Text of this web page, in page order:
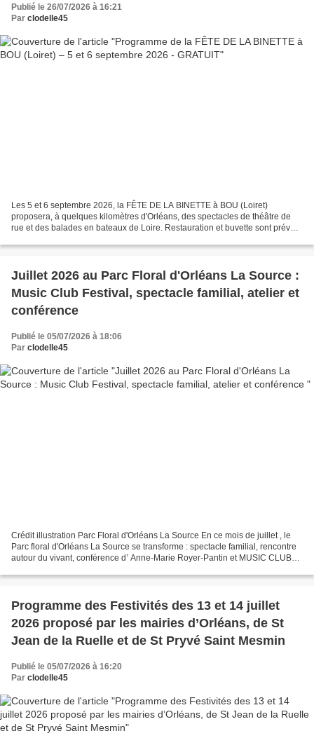
Publié le 26/07/2026 à 16:21
Par clodelle45
Les 5 et 6 septembre 2026, la FÊTE DE LA BINETTE à BOU (Loiret)
proposera, à quelques kilomètres d'Orléans, des spectacles de théâtre de
rue et des balades en bateaux de Loire. Restauration et buvette sont prévus
Juillet 2026 au Parc Floral d'Orléans La Source :
Music Club Festival, spectacle familial, atelier et
conférence
Publié le 05/07/2026 à 18:06
Par clodelle45
Crédit illustration Parc Floral d'Orléans La Source En ce mois de juillet , le
Parc floral d'Orléans La Source se transforme : spectacle familial, rencontre
autour du vivant, conférence d’ Anne-Marie Royer-Pantin et MUSIC CLUB
Programme des Festivités des 13 et 14 juillet
2026 proposé par les mairies d’Orléans, de St
Jean de la Ruelle et de St Pryvé Saint Mesmin
Publié le 05/07/2026 à 16:20
Par clodelle45